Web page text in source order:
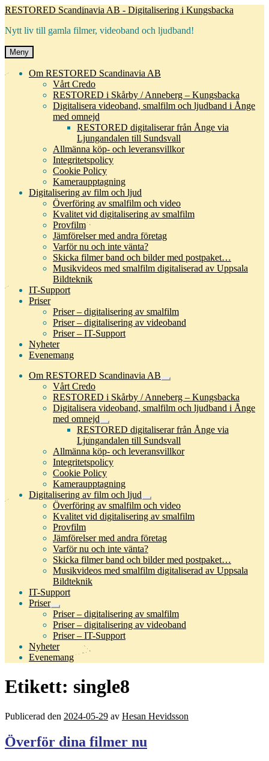
Hoppa
navigering
Hoppa
innehåll
RESTORED Scandinavia AB - Digitalisering i Kungsbacka
Nytt liv till gamla filmer, videoband och ljudband!
Meny
Om RESTORED Scandinavia AB
Vårt Credo
RESTORED i Skårby / Anneberg – Kungsbacka
Digitalisera videoband, smalfilm och ljudband i Ånge
med omnejd
RESTORED digitaliserar från Ånge via
Ljungandalen till Sundsvall
Allmänna köp- och leveransvillkor
Integritetspolicy
Cookie Policy
Kameraupptagning
Digitalisering av film och ljud
Överföring av smalfilm och video
Kvalitet vid digitalisering av smalfilm
Provfilm
Jämförelser med andra företag
Varför nu och inte vänta?
Skicka filmer band och bilder med postpaket…
Musikvideos med smalfilm digitaliserad av Uppsala
Bildteknik
IT-Support
Priser
Priser – digitalisering av smalfilm
Priser – digitalisering av videoband
Priser – IT-Support
Nyheter
Evenemang
Om RESTORED Scandinavia AB
Expandera
undermeny
Vårt Credo
RESTORED i Skårby / Anneberg – Kungsbacka
Digitalisera videoband, smalfilm och ljudband i Ånge
med omnejd
Expandera
undermeny
RESTORED digitaliserar från Ånge via
Ljungandalen till Sundsvall
Allmänna köp- och leveransvillkor
Integritetspolicy
Cookie Policy
Kameraupptagning
Digitalisering av film och ljud
Expandera
undermeny
Överföring av smalfilm och video
Kvalitet vid digitalisering av smalfilm
Provfilm
Jämförelser med andra företag
Varför nu och inte vänta?
Skicka filmer band och bilder med postpaket…
Musikvideos med smalfilm digitaliserad av Uppsala
Bildteknik
IT-Support
Priser
Expandera
undermeny
Priser – digitalisering av smalfilm
Priser – digitalisering av videoband
Priser – IT-Support
Nyheter
Evenemang
Etikett: single8
Publicerad den 2024-05-29 av Hesan Hevidsson
Överför dina filmer nu